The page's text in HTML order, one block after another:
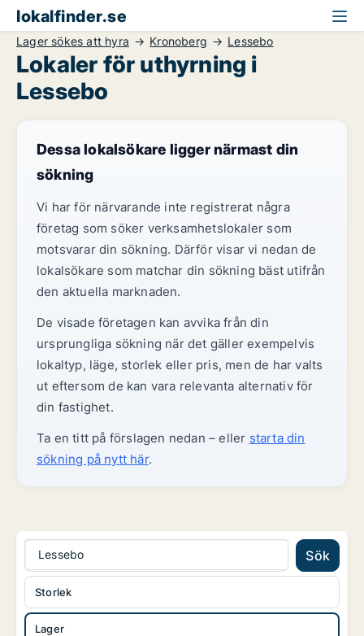
lokalfinder.se
Lager sökes att hyra Kronoberg Lessebo
Lokaler för uthyrning i
Lessebo
Dessa lokalsökare ligger närmast din
sökning
Vi har för närvarande inte registrerat några
företag som söker verksamhetslokaler som
motsvarar din sökning. Därför visar vi nedan de
lokalsökare som matchar din sökning bäst utifrån
den aktuella marknaden.
De visade företagen kan avvika från din
ursprungliga sökning när det gäller exempelvis
lokaltyp, läge, storlek eller pris, men de har valts
ut eftersom de kan vara relevanta alternativ för
din fastighet.
Ta en titt på förslagen nedan – eller starta din
sökning på nytt här.
Lessebo Sök
Lager
Storlek